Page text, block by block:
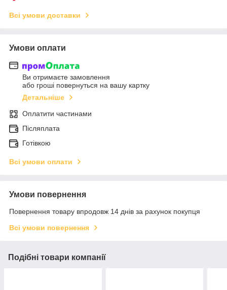
Всі умови доставки
Умови оплати
Ви отримаєте замовлення
або гроші повернуться на вашу картку
Детальніше
Оплатити частинами
Післяплата
Готівкою
Всі умови оплати
Умови повернення
Повернення товару впродовж 14 днів за рахунок покупця
Всі умови повернення
Подібні товари компанії